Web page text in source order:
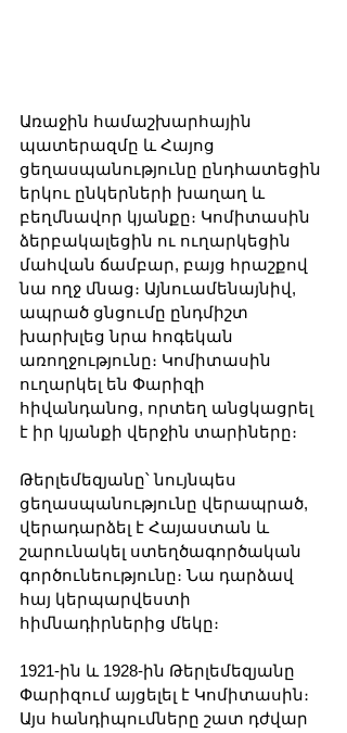
Առաջին համաշխարհային
պատերազմը և Հայոց
ցեղասպանությունը ընդհատեցին
երկու ընկերների խաղաղ և
բեղմնավոր կյանքը։ Կոմիտասին
ձերբակալեցին ու ուղարկեցին
մահվան ճամբար, բայց հրաշքով
նա ողջ մնաց։ Այնուամենայնիվ,
ապրած ցնցումը ընդմիշտ
խարխլեց նրա հոգեկան
առողջությունը։ Կոմիտասին
ուղարկել են Փարիզի
հիվանդանոց, որտեղ անցկացրել
է իր կյանքի վերջին տարիները։
Թերլեմեզյանը՝ նույնպես
ցեղասպանությունը վերապրած,
վերադարձել է Հայաստան և
շարունակել ստեղծագործական
գործունեությունը։ Նա դարձավ
հայ կերպարվեստի
հիմնադիրներից մեկը։
1921-ին և 1928-ին Թերլեմեզյանը
Փարիզում այցելել է Կոմիտասին։
Այս հանդիպումները շատ դժվար